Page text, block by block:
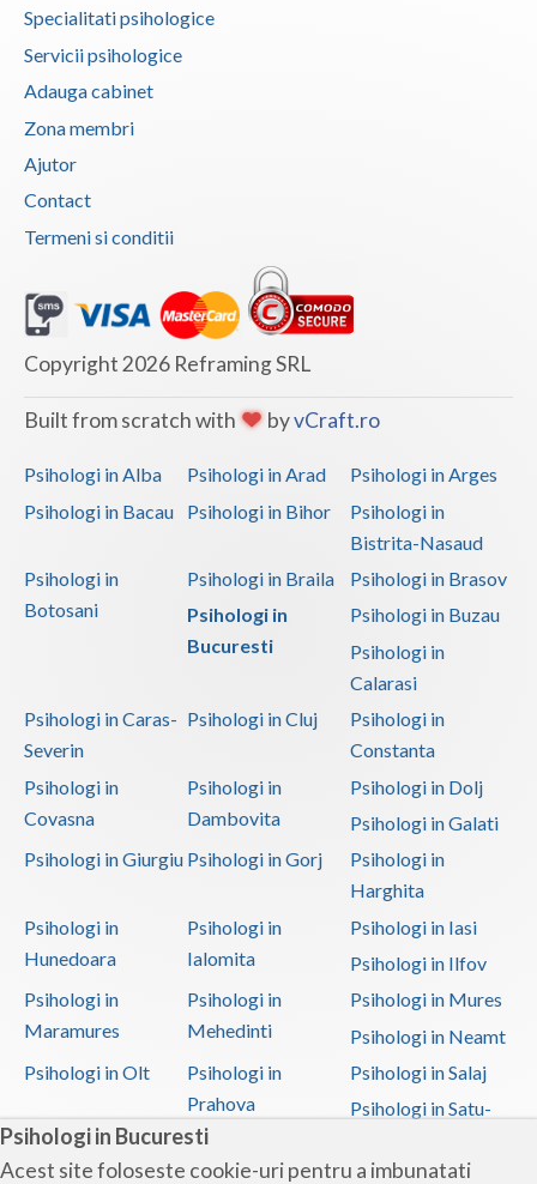
Psihologi in Bucuresti
Acest site foloseste cookie-uri pentru a imbunatati
Specialitati psihologice
Servicii psihologice
Adauga cabinet
Zona membri
Ajutor
Contact
Termeni si conditii
Copyright 2026 Reframing SRL
Built from scratch with byvCraft.ro
Psihologi in Alba Psihologi in Arad
Psihologi in Arges
Psihologi in Bacau
Psihologi in Bihor
Psihologi in
Bistrita-Nasaud
Psihologi in
Botosani
Psihologi in Braila
Psihologi in Brasov
Psihologi in
Bucuresti
Psihologi in Buzau
Psihologi in
Calarasi
Psihologi in Caras-
Severin
Psihologi in Cluj
Psihologi in
Constanta
Psihologi in
Covasna
Psihologi in
Dambovita
Psihologi in Dolj
Psihologi in Galati
Psihologi in Giurgiu Psihologi in Gorj
Psihologi in
Harghita
Psihologi in
Hunedoara
Psihologi in
Ialomita
Psihologi in Iasi
Psihologi in Ilfov
Psihologi in
Maramures
Psihologi in
Mehedinti
Psihologi in Mures
Psihologi in Neamt
Psihologi in Olt
Psihologi in
Prahova
Psihologi in Salaj
Psihologi in Satu-
Psihologi in Sibiu
Psihologi in Psihologi in